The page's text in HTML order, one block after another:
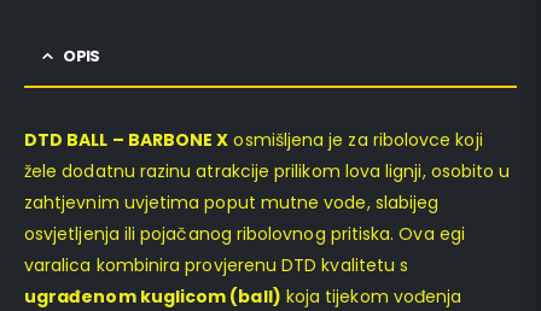
OPIS
DTD BALL – BARBONE X osmišljena je za ribolovce koji
žele dodatnu razinu atrakcije prilikom lova lignji, osobito u
zahtjevnim uvjetima poput mutne vode, slabijeg
osvjetljenja ili pojačanog ribolovnog pritiska. Ova egi
varalica kombinira provjerenu DTD kvalitetu s
ugrađenom kuglicom (ball) koja tijekom vođenja